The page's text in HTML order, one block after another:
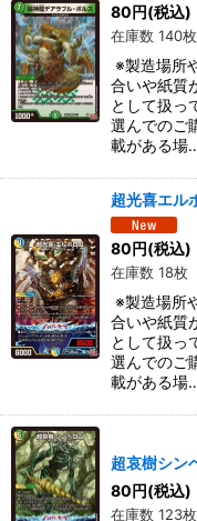
80円(税込)
在庫数 140枚
※製造場所
合いや紙質
として扱っ
選んでのご
載がある場
超光喜エル
80円(税込)
在庫数 18枚
※製造場所
合いや紙質
として扱っ
選んでのご
載がある場
超哀樹シン
80円(税込)
在庫数 123枚